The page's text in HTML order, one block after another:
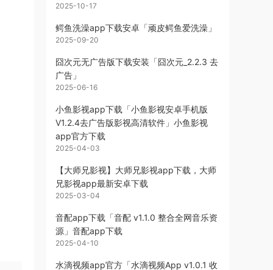
2025-10-17
鳄鱼洗澡app下载安卓「顽皮鳄鱼爱洗澡」
2025-09-20
囧次元无广告版下载安装「囧次元_2.2.3 去
广告」
2025-06-16
小鱼影视app下载「小鱼影视安卓手机版
V1.2.4去广告版影视高清软件」小鱼影视
app官方下载
2025-04-03
【大师兄影视】大师兄影视app下载，大师
兄影视app最新安卓下载
2025-03-04
音配app下载「音配 v1.1.0 整合全网音乐资
源」音配app下载
2025-04-10
水滴视频app官方「水滴视频App v1.0.1 收